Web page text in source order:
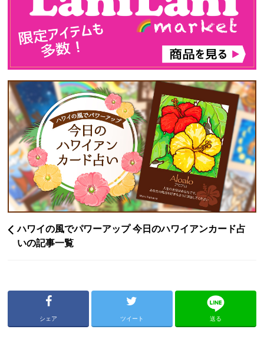
ハワイの風でパワーアップ 今日のハワイアンカード占
いの記事一覧
シェア ツイート 送る